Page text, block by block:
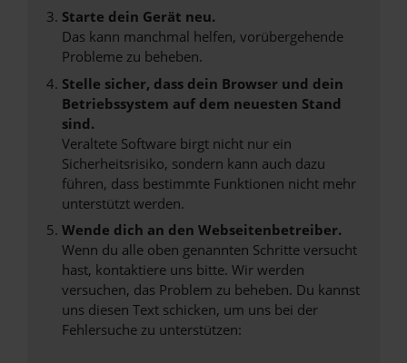
Starte dein Gerät neu.
Das kann manchmal helfen, vorübergehende
Probleme zu beheben.
Stelle sicher, dass dein Browser und dein
Betriebssystem auf dem neuesten Stand
sind.
Veraltete Software birgt nicht nur ein
Sicherheitsrisiko, sondern kann auch dazu
führen, dass bestimmte Funktionen nicht mehr
unterstützt werden.
Wende dich an den Webseitenbetreiber.
Wenn du alle oben genannten Schritte versucht
hast, kontaktiere uns bitte. Wir werden
versuchen, das Problem zu beheben. Du kannst
uns diesen Text schicken, um uns bei der
Fehlersuche zu unterstützen: